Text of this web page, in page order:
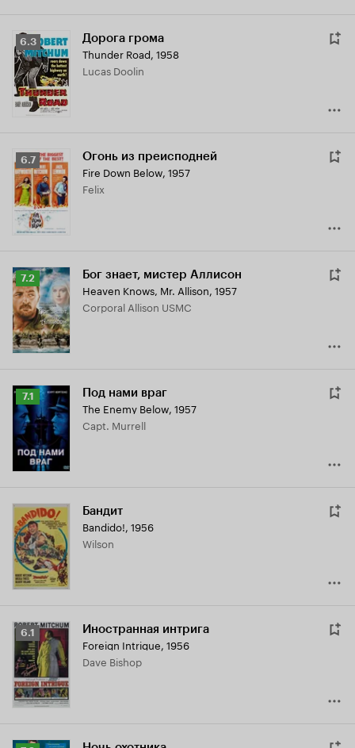
Рейтинг
Кинопоиска
6.3
6.3 Дорога грома
Thunder Road, 1958
Lucas Doolin
Рейтинг
Кинопоиска
6.7
6.7 Огонь из преисподней
Fire Down Below, 1957
Felix
Рейтинг
Кинопоиска
7.2
7.2 Бог знает, мистер Аллисон
Heaven Knows, Mr. Allison, 1957
Corporal Allison USMC
Рейтинг
Кинопоиска
7.1
7.1 Под нами враг
The Enemy Below, 1957
Capt. Murrell
Бандит
Bandido!, 1956
Wilson
Рейтинг
Кинопоиска
6.1
6.1 Иностранная интрига
Foreign Intrigue, 1956
Dave Bishop